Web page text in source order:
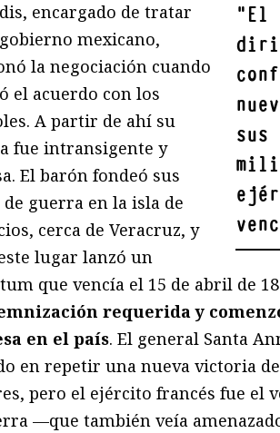
"El
encargado de tratar
mexicano,
la negociación cuando
el acuerdo con los
A partir de ahí su
fue intransigente y
El barón fondeó sus
de guerra en la isla de
cerca de Veracruz, y
lugar lanzó un
que vencía el 15 de abril de
requerida y
en el país. El general Santa
en repetir una nueva victoria
pero el ejército francés fue el
—que también veía